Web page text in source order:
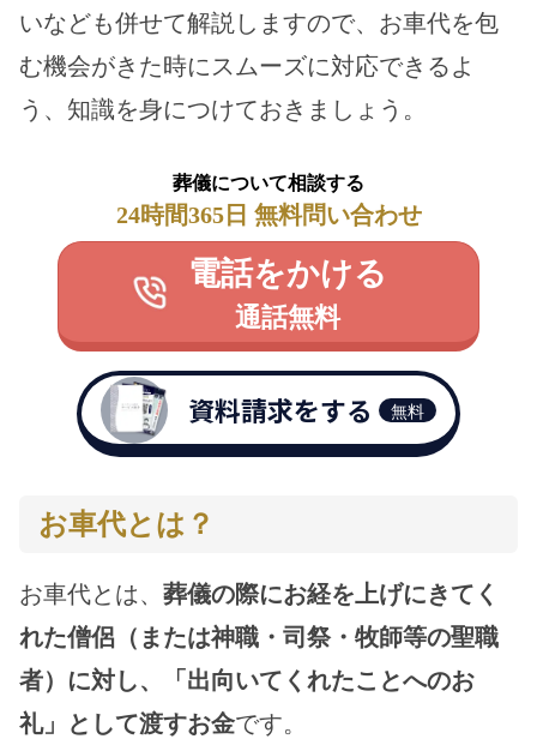
いなども併せて解説しますので、お車代を包
む機会がきた時にスムーズに対応できるよ
う、知識を身につけておきましょう。
葬儀について相談する
24時間365日 無料問い合わせ
電話をかける
通話無料
資料請求をする 無料
お車代とは？
お車代とは、 葬儀の際にお経を上げにきてく
れた僧侶（または神職・司祭・牧師等の聖職
者）に対し、「出向いてくれたことへのお
礼」として渡すお金です。